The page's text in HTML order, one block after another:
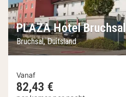
PLAZA Hotel Bruchsal
Bruchsal, Duitsland
Vanaf
82,43 €